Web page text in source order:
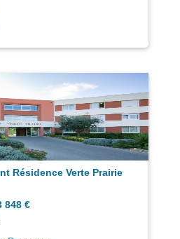
Résidence Verte Prairie
848 €